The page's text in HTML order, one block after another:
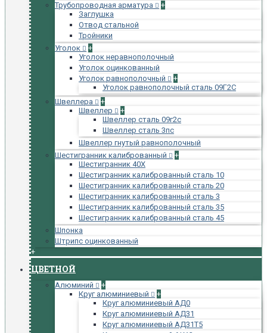
Трубопроводная арматура
+
Заглушка
Отвод стальной
Тройники
Уголок
+
Уголок неравнополочный
Уголок оцинкованный
Уголок равнополочный
+
Уголок равнополочный сталь 09Г2С
Швеллера
+
Швеллер
+
Швеллер сталь 09г2с
Швеллер сталь 3пс
Швеллер гнутый равнополочный
Шестигранник калиброванный
+
Шестигранник 40Х
Шестигранник калиброванный сталь 10
Шестигранник калиброванный сталь 20
Шестигранник калиброванный сталь 3
Шестигранник калиброванный сталь 35
Шестигранник калиброванный сталь 45
Шпонка
Штрипс оцинкованный
+
ЦВЕТНОЙ
Алюминий
+
Круг алюминиевый
+
Круг алюминиевый АД0
Круг алюминиевый АД31
Круг алюминиевый АД31Т5